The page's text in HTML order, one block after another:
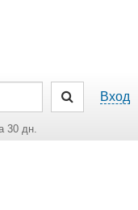
Вход
30 дн.